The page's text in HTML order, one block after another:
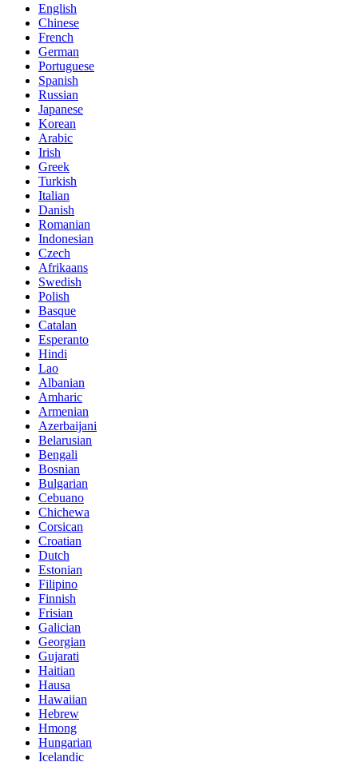
English
Chinese
French
German
Portuguese
Spanish
Russian
Japanese
Korean
Arabic
Irish
Greek
Turkish
Italian
Danish
Romanian
Indonesian
Czech
Afrikaans
Swedish
Polish
Basque
Catalan
Esperanto
Hindi
Lao
Albanian
Amharic
Armenian
Azerbaijani
Belarusian
Bengali
Bosnian
Bulgarian
Cebuano
Chichewa
Corsican
Croatian
Dutch
Estonian
Filipino
Finnish
Frisian
Galician
Georgian
Gujarati
Haitian
Hausa
Hawaiian
Hebrew
Hmong
Hungarian
Icelandic